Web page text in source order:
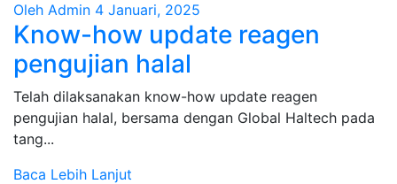
Oleh Admin 4 Januari, 2025
Know-how update reagen
pengujian halal
Telah dilaksanakan know-how update reagen
pengujian halal, bersama dengan Global Haltech pada
tang...
Baca Lebih Lanjut